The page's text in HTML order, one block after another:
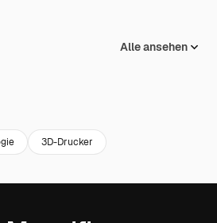
Alle ansehen
3D-Drucker